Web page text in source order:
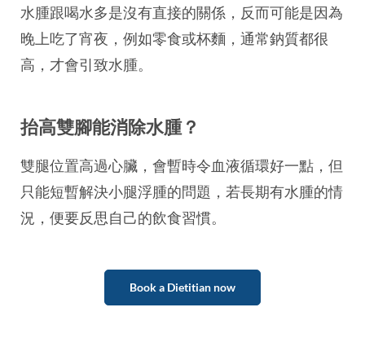
水腫跟喝水多是沒有直接的關係，反而可能是因為
晚上吃了宵夜，例如零食或杯麵，通常鈉質都很
高，才會引致水腫。
抬高雙腳能消除水腫？
雙腿位置高過心臟，會暫時令血液循環好一點，但
只能短暫解決小腿浮腫的問題，若長期有水腫的情
況，便要反思自己的飲食習慣。
Book a Dietitian now